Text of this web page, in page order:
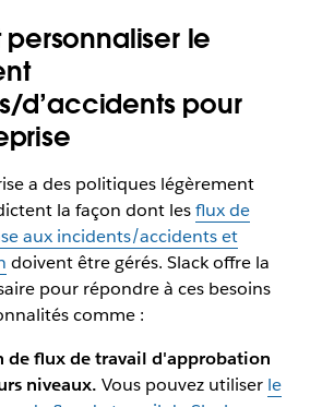
le
d’accidents pour
a des politiques légèrement
la façon dont lesflux de
aux incidents/accidents et
doivent être gérés. Slack offre la
pour répondre à ces besoins
comme :
de flux de travail d'approbation
niveaux. Vous pouvez utiliser le